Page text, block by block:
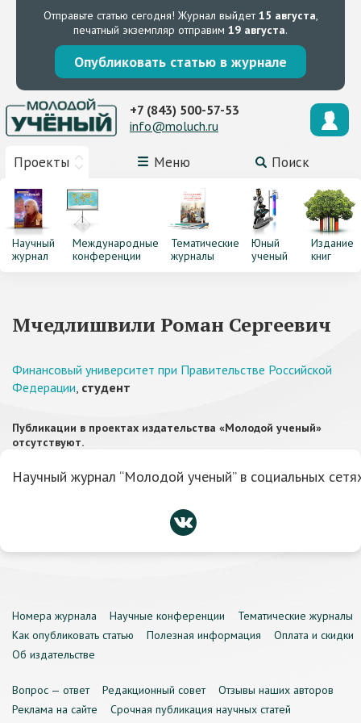
Отправьте статью сегодня! Журнал выйдет15 августа,
печатный экземпляр отправим 19 августа.
Опубликовать статью в журнале
Проекты Меню Поиск
+7 (843) 500-57-53
info@moluch.ru
Научный
журнал
Международные
конференции
Тематические
журналы
Юный
ученый
Издание
книг
Мчедлишвили Роман Сергеевич
Финансовый университет при Правительстве Российской
Федерации, студент
Публикации в проектах издательства «Молодой ученый»
отсутствуют.
Научный журнал “Молодой ученый” в социальных
Номера журнала Научные конференции
Тематические журналы
Как опубликовать статью
Полезная информация
Оплата и скидки
Об издательстве
Вопрос — ответ Редакционный совет
Отзывы наших авторов
Реклама на сайте
Срочная публикация научных статей